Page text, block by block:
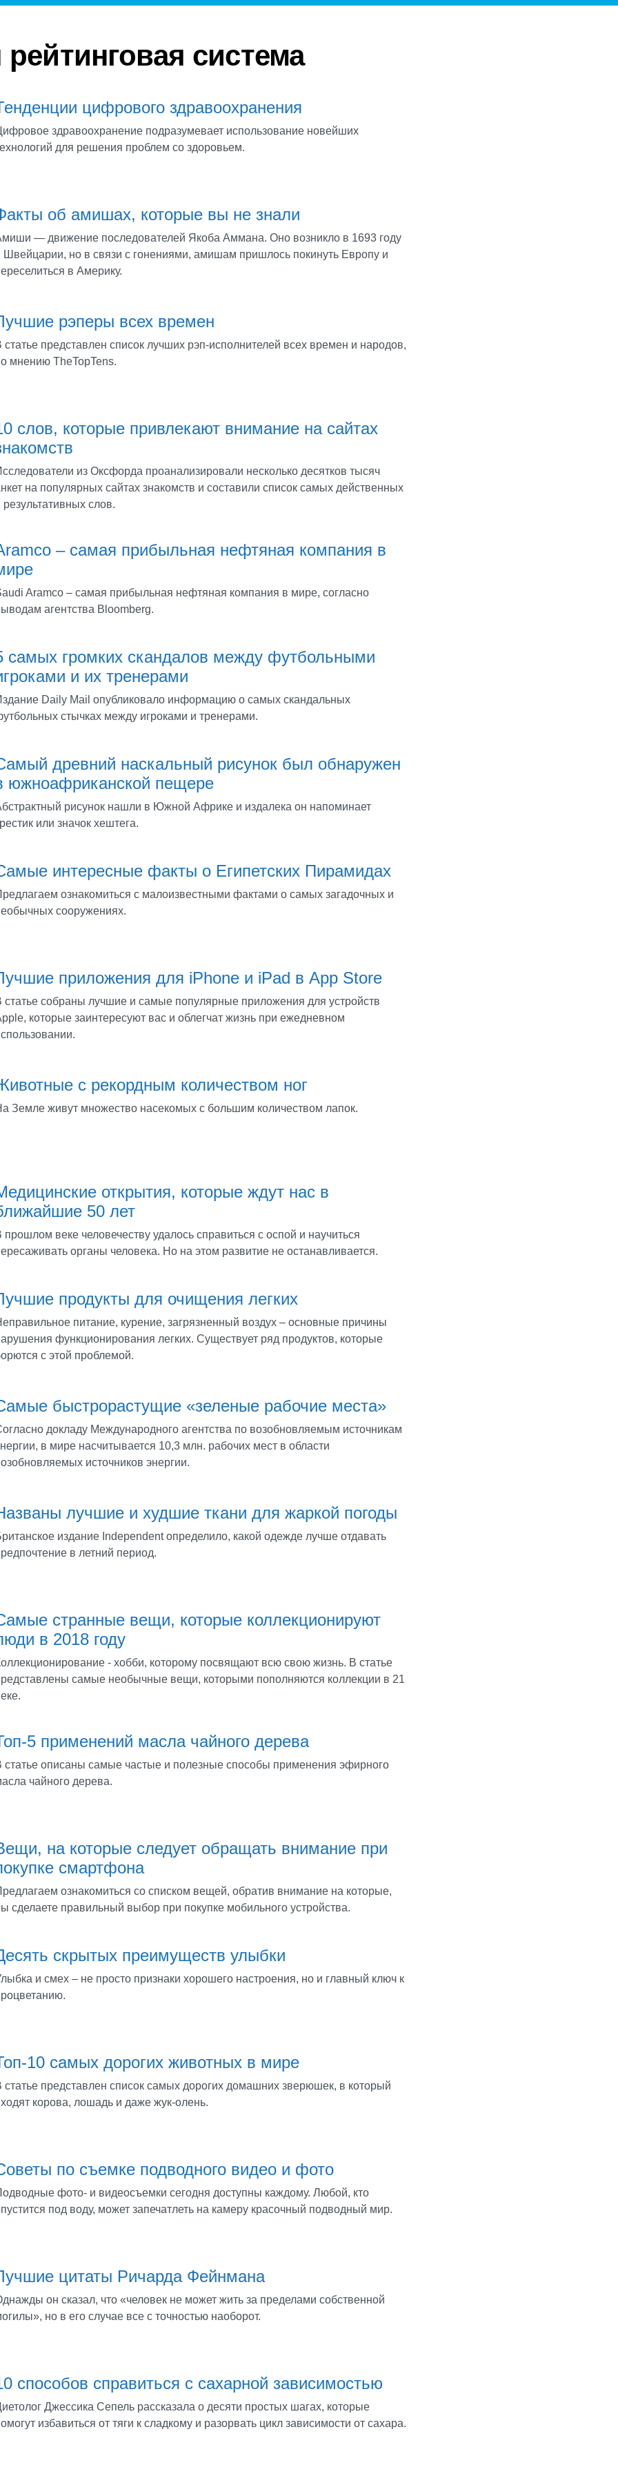
система
цифрового здравоохранения
здравоохранение подразумевает использование новейших
для решения проблем со здоровьем.
об амишах, которые вы не знали
— движение последователей Якоба Аммана. Оно возникло в 1693 году
Швейцарии, но в связи с гонениями, амишам пришлось покинуть Европу и
в Америку.
рэперы всех времен
статье представлен список лучших рэп-исполнителей всех времен и народов,
мнению TheTopTens.
слов, которые привлекают внимание на сайтах
из Оксфорда проанализировали несколько десятков тысяч
на популярных сайтах знакомств и составили список самых действенных
результативных слов.
– самая прибыльная нефтяная компания в
Aramco – самая прибыльная нефтяная компания в мире, согласно
агентства Bloomberg.
самых громких скандалов между футбольными
и их тренерами
Daily Mail опубликовало информацию о самых скандальных
стычках между игроками и тренерами.
древний наскальный рисунок был обнаружен
южноафриканской пещере
рисунок нашли в Южной Африке и издалека он напоминает
или значок хештега.
интересные факты о Египетских Пирамидах
ознакомиться с малоизвестными фактами о самых загадочных и
сооружениях.
приложения для iPhone и iPad в App Store
статье собраны лучшие и самые популярные приложения для устройств
которые заинтересуют вас и облегчат жизнь при ежедневном
с рекордным количеством ног
Земле живут множество насекомых с большим количеством лапок.
открытия, которые ждут нас в
50 лет
прошлом веке человечеству удалось справиться с оспой и научиться
органы человека. Но на этом развитие не останавливается.
продукты для очищения легких
питание, курение, загрязненный воздух – основные причины
функционирования легких. Существует ряд продуктов, которые
с этой проблемой.
быстрорастущие «зеленые рабочие места»
докладу Международного агентства по возобновляемым источникам
в мире насчитывается 10,3 млн. рабочих мест в области
источников энергии.
лучшие и худшие ткани для жаркой погоды
издание Independent определило, какой одежде лучше отдавать
в летний период.
странные вещи, которые коллекционируют
в 2018 году
- хобби, которому посвящают всю свою жизнь. В статье
самые необычные вещи, которыми пополняются коллекции в 21
5 применений масла чайного дерева
статье описаны самые частые и полезные способы применения эфирного
чайного дерева.
на которые следует обращать внимание при
смартфона
ознакомиться со списком вещей, обратив внимание на которые,
сделаете правильный выбор при покупке мобильного устройства.
скрытых преимуществ улыбки
и смех – не просто признаки хорошего настроения, но и главный ключ к
10 самых дорогих животных в мире
статье представлен список самых дорогих домашних зверюшек, в который
корова, лошадь и даже жук-олень.
по съемке подводного видео и фото
фото- и видеосъемки сегодня доступны каждому. Любой, кто
под воду, может запечатлеть на камеру красочный подводный мир.
цитаты Ричарда Фейнмана
он сказал, что «человек не может жить за пределами собственной
но в его случае все с точностью наоборот.
способов справиться с сахарной зависимостью
Джессика Сепель рассказала о десяти простых шагах, которые
избавиться от тяги к сладкому и разорвать цикл зависимости от сахара.